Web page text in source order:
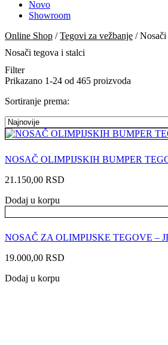
Novo
Showroom
Online Shop /Tegovi za vežbanje / Nosači
Nosači tegova i stalci
Filter
Prikazano 1-24 od 465 proizvoda
Sortiranje prema:
NOSAČ OLIMPIJSKIH BUMPER
21.150,00 RSD
Dodaj u korpu
NOSAČ ZA OLIMPIJSKE TEGOVE –
19.000,00 RSD
Dodaj u korpu